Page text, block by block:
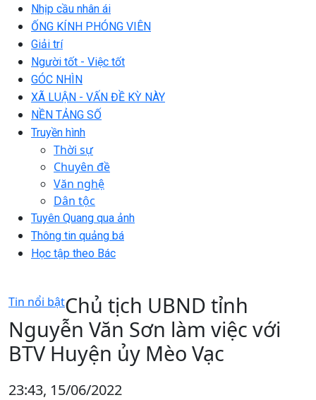
Nhịp cầu nhân ái
ỐNG KÍNH PHÓNG VIÊN
Giải trí
Người tốt - Việc tốt
GÓC NHÌN
XÃ LUẬN - VẤN ĐỀ KỲ NÀY
NỀN TẢNG SỐ
Truyền hình
Thời sự
Chuyên đề
Văn nghệ
Dân tộc
Tuyên Quang qua ảnh
Thông tin quảng bá
Học tập theo Bác
Tin nổi bậtChủ tịch UBND tỉnh
Nguyễn Văn Sơn làm việc với
BTV Huyện ủy Mèo Vạc
23:43, 15/06/2022